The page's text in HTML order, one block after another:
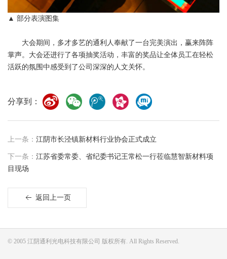
▲ 部分表演图集
大会期间，多才多艺的通利人奉献了一台完美演出，赢来阵阵
掌声。大会还进行了各项抽奖活动，丰富的奖品让全体员工在轻松
活跃的氛围中感受到了公司深深的人文关怀。
分享到：
上一条： 江阴市长泾镇新材料行业协会正式成立
下一条： 江苏省委常委、省纪委书记王常松一行莅临慧智新材料项
目现场
返回上一页
© 2005 江阴通利光电科技有限公司 版权所有. All Rights Reserved.